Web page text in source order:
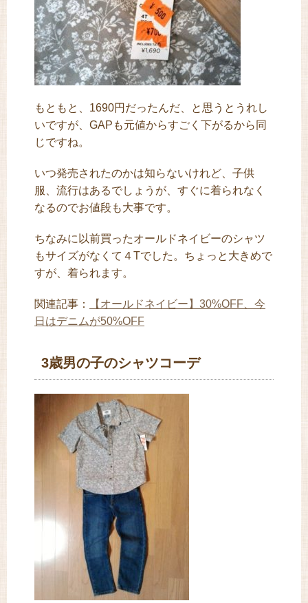
もともと、1690円だったんだ、と思うとうれし
いですが、GAPも元値からすごく下がるから同
じですね。
いつ発売されたのかは知らないけれど、子供
服、流行はあるでしょうが、すぐに着られなく
なるのでお値段も大事です。
ちなみに以前買ったオールドネイビーのシャツ
もサイズがなくて４Tでした。ちょっと大きめで
すが、着られます。
関連記事：
【オールドネイビー】30%OFF、今
日はデニムが50%OFF
3歳男の子のシャツコーデ